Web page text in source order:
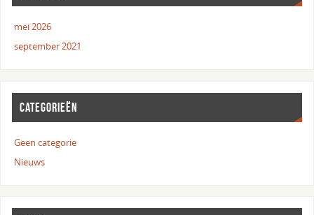
mei 2026
september 2021
CATEGORIEËN
Geen categorie
Nieuws